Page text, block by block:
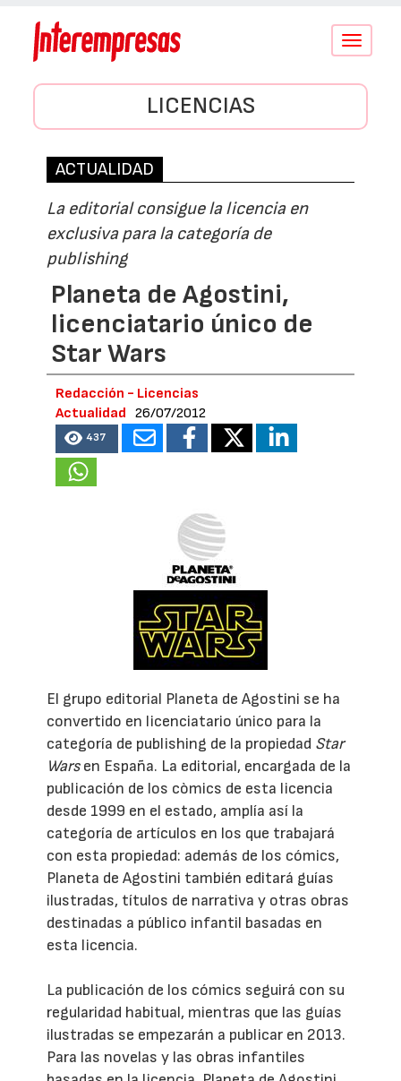
Conmutar
LICENCIAS
ACTUALIDAD
La editorial consigue la licencia en
exclusiva para la categoría de
publishing
Planeta de Agostini,
licenciatario único de
Star Wars
Redacción - Licencias
Actualidad
26/07/2012
437
El grupo editorial Planeta de Agostini se ha
convertido en licenciatario único para la
categoría de publishing de la propiedad Star
Warsen España. La editorial, encargada de la
publicación de los còmics de esta licencia
desde 1999 en el estado, amplía así la
categoría de artículos en los que trabajará
con esta propiedad: además de los cómics,
Planeta de Agostini también editará guías
ilustradas, títulos de narrativa y otras obras
destinadas a público infantil basadas en
esta licencia.
La publicación de los cómics seguirá con su
regularidad habitual, mientras que las guías
ilustradas se empezarán a publicar en 2013.
Para las novelas y las obras infantiles